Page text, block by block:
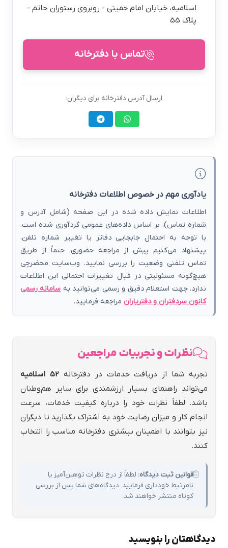
اسلاميه، خيابان امام خميني - روبروي رستوران حاتم -
پلاك 55
تماس با دفترخانه
ارسال آدرس دفترخانه برای دیگران:
یادآوری مهم در خصوص اطلاعات دفترخانه
اطلاعات نمایش داده شده در این صفحه (شامل آدرس و
شماره تماس)، بر اساس داده‌های عمومی گردآوری شده است.
با توجه به احتمال جابجایی دفاتر یا تغییر شماره تلفن،
پیشنهاد می‌کنیم پیش از مراجعه حضوری، حتماً از طریق
تماس تلفنی وضعیت را بررسی نمایید. وب‌سایت محضرچی
هیچ‌گونه مسئولیتی در قبال تغییرات احتمالی این اطلاعات
ندارد. جهت استعلام دقیق و رسمی می‌توانید بهسامانه رسمی
کانون سردفتران و دفتریاران مراجعه فرمایید.
نظرات و تجربیات مراجعین
تجربه شما از دریافت خدمات در دفترخانه52 اسلاميه
می‌تواند راهنمای بسیار ارزشمندی برای سایر هم‌وطنان
باشد. لطفاً نظرات خود را درباره کیفیت خدمات، سرعت
انجام کار و میزان رضایت خود به اشتراک بگذارید تا دیگران
نیز بتوانند با اطمینان بیشتری دفترخانه مناسب را انتخاب
کنند.
قوانین ثبت دیدگاه: لطفاً از درج نظرات توهین‌آمیز یا
نامرتبط خودداری فرمایید. دیدگاه‌های شما پس از بررسی
کوتاه منتشر خواهند شد.
دیدگاهتان را بنویسید